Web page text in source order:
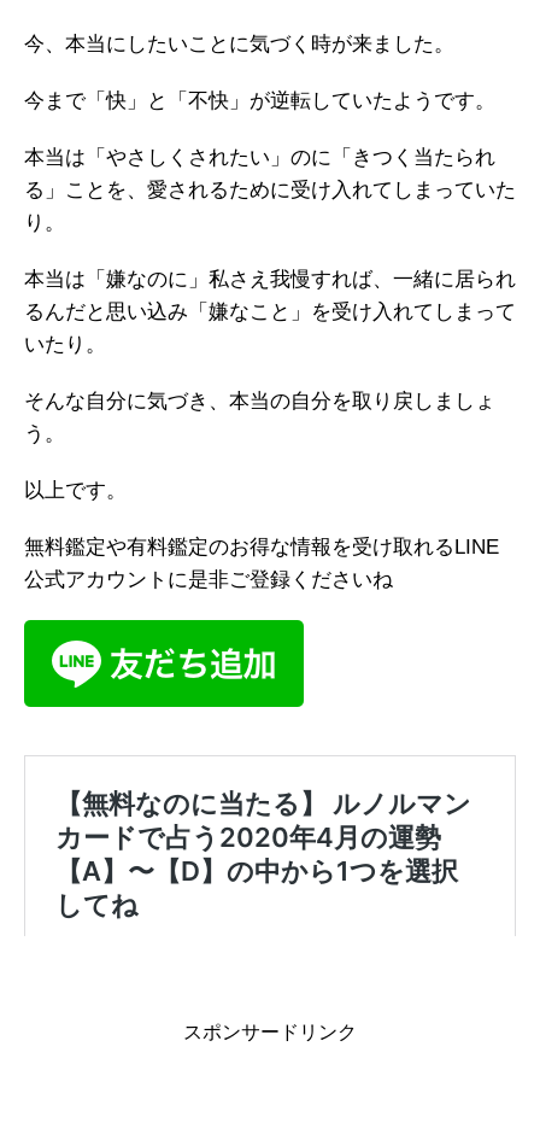
今、本当にしたいことに気づく時が来ました。
今まで「快」と「不快」が逆転していたようです。
本当は「やさしくされたい」のに「きつく当たられ
る」ことを、愛されるために受け入れてしまっていた
り。
本当は「嫌なのに」私さえ我慢すれば、一緒に居られ
るんだと思い込み「嫌なこと」を受け入れてしまって
いたり。
そんな自分に気づき、本当の自分を取り戻しましょ
う。
以上です。
無料鑑定や有料鑑定のお得な情報を受け取れるLINE
公式アカウントに是非ご登録くださいね
スポンサードリンク